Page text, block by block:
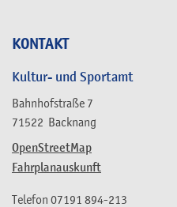
KONTAKT
Kultur- und Sportamt
Bahnhofstraße 7
71522 Backnang
OpenStreetMap
Fahrplanauskunft
Telefon 07191 894-213